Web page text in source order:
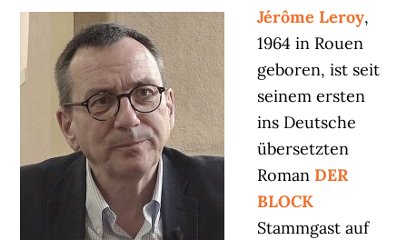
Jérôme Leroy,
1964 in Rouen
geboren, ist seit
seinem ersten
ins Deutsche
übersetzten
Roman DER
BLOCK
Stammgast auf